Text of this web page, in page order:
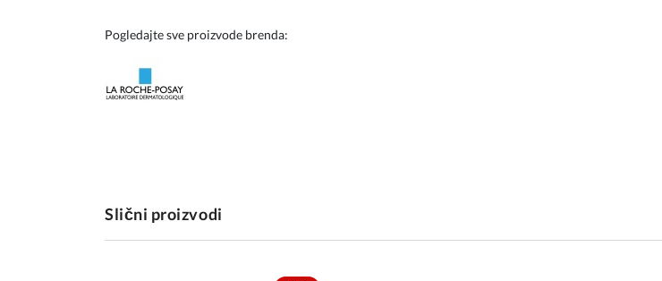
Pogledajte sve proizvode brenda:
Slični proizvodi